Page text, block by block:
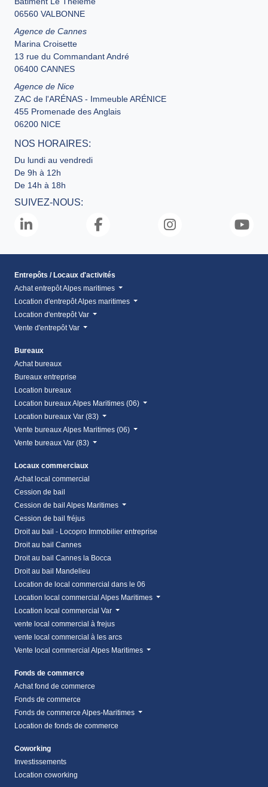
06560 VALBONNE
Agence de Cannes
Marina Croisette
13 rue du Commandant André
06400 CANNES
Agence de Nice
ZAC de l'ARÉNAS - Immeuble ARÉNICE
455 Promenade des Anglais
06200 NICE
NOS HORAIRES:
Du lundi au vendredi
De 9h à 12h
De 14h à 18h
SUIVEZ-NOUS:
Entrepôts / Locaux d'activités
Achat entrepôt Alpes maritimes
Location d'entrepôt Alpes maritimes
Location d'entrepôt Var
Vente d'entrepôt Var
Bureaux
Achat bureaux
Bureaux entreprise
Location bureaux
Location bureaux Alpes Maritimes (06)
Location bureaux Var (83)
Vente bureaux Alpes Maritimes (06)
Vente bureaux Var (83)
Locaux commerciaux
Achat local commercial
Cession de bail
Cession de bail Alpes Maritimes
Cession de bail fréjus
Droit au bail - Locopro Immobilier entreprise
Droit au bail Cannes
Droit au bail Cannes la Bocca
Droit au bail Mandelieu
Location de local commercial dans le 06
Location local commercial Alpes Maritimes
Location local commercial Var
vente local commercial à frejus
vente local commercial à les arcs
Vente local commercial Alpes Maritimes
Fonds de commerce
Achat fond de commerce
Fonds de commerce
Fonds de commerce Alpes-Maritimes
Location de fonds de commerce
Coworking
Investissements
Location coworking